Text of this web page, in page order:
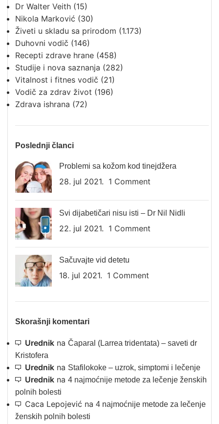
Dr Walter Veith (15)
Nikola Marković (30)
Živeti u skladu sa prirodom (1.173)
Duhovni vodič (146)
Recepti zdrave hrane (458)
Studije i nova saznanja (282)
Vitalnost i fitnes vodič (21)
Vodič za zdrav život (196)
Zdrava ishrana (72)
Poslednji članci
Problemi sa kožom kod tinejdžera
28. jul 2021. 1 Comment
Svi dijabetičari nisu isti – Dr Nil Nidli
22. jul 2021. 1 Comment
Sačuvajte vid detetu
18. jul 2021. 1 Comment
Skorašnji komentari
Urednik na Čaparal (Larrea tridentata) – saveti dr
Kristofera
Urednik na Stafilokoke – uzrok, simptomi i lečenje
Urednik na 4 najmoćnije metode za lečenje ženskih
polnih bolesti
Caca Lepojević na 4 najmoćnije metode za lečenje
ženskih polnih bolesti